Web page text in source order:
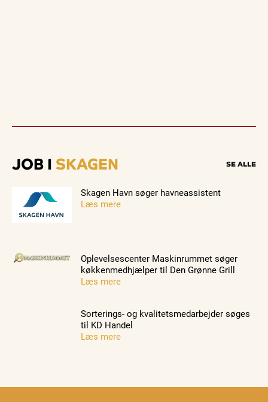
JOB I SKAGEN SE ALLE
Skagen Havn søger havneassistent
Læs mere
Oplevelsescenter Maskinrummet søger
køkkenmedhjælper til Den Grønne Grill
Læs mere
Sorterings- og kvalitetsmedarbejder søges
til KD Handel
Læs mere